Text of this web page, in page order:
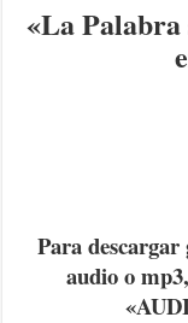
«La Palabra
Para
audio o